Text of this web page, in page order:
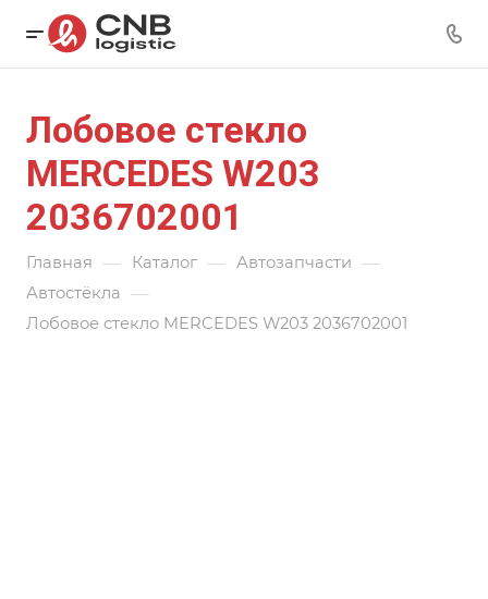
Лобовое стекло
MERCEDES W203
2036702001
Главная — Каталог — Автозапчасти —
Автостёкла —
Лобовое стекло MERCEDES W203 2036702001